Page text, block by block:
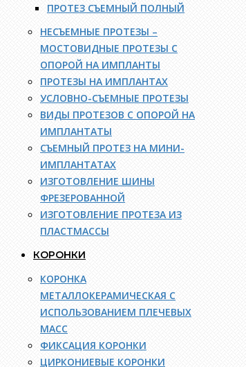
ПРОТЕЗ СЪЕМНЫЙ ПОЛНЫЙ
НЕСЪЕМНЫЕ ПРОТЕЗЫ –
МОСТОВИДНЫЕ ПРОТЕЗЫ С
ОПОРОЙ НА ИМПЛАНТЫ
ПРОТЕЗЫ НА ИМПЛАНТАХ
УСЛОВНО-СЪЕМНЫЕ ПРОТЕЗЫ
ВИДЫ ПРОТЕЗОВ С ОПОРОЙ НА
ИМПЛАНТАТЫ
СЪЕМНЫЙ ПРОТЕЗ НА МИНИ-
ИМПЛАНТАТАХ
ИЗГОТОВЛЕНИЕ ШИНЫ
ФРЕЗЕРОВАННОЙ
ИЗГОТОВЛЕНИЕ ПРОТЕЗА ИЗ
ПЛАСТМАССЫ
КОРОНКИ
КОРОНКА
МЕТАЛЛОКЕРАМИЧЕСКАЯ С
ИСПОЛЬЗОВАНИЕМ ПЛЕЧЕВЫХ
МАСС
ФИКСАЦИЯ КОРОНКИ
ЦИРКОНИЕВЫЕ КОРОНКИ